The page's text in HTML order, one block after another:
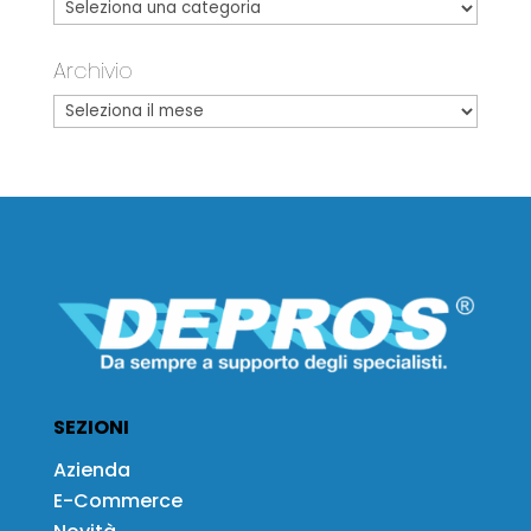
Archivio
SEZIONI
Azienda
E-Commerce